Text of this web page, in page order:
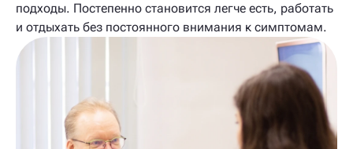
подходы. Постепенно становится легче есть, работать
и отдыхать без постоянного внимания к симптомам.